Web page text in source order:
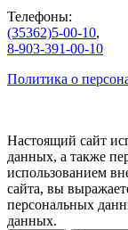
Телефоны:
(35362)5-00-10,
8-903-391-00-10
Политика о
Настоящий сайт
данных, а также
использованием
сайта, вы
персональных
данных.